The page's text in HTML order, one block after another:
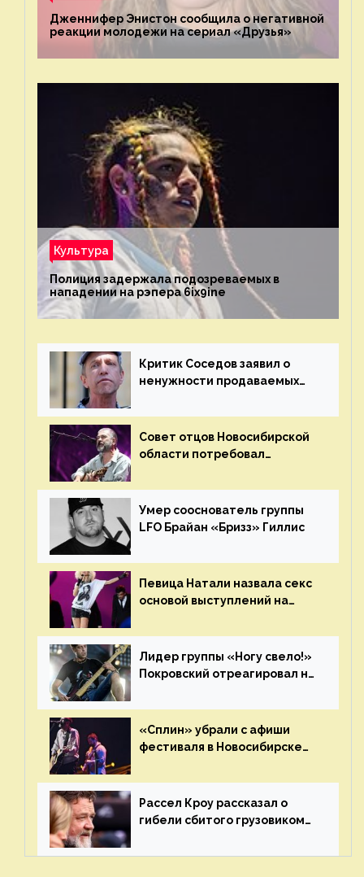
Дженнифер Энистон сообщила о негативной
реакции молодежи на сериал «Друзья»
Культура
Полиция задержала подозреваемых в
нападении на рэпера 6ix9ine
Критик Соседов заявил о
ненужности продаваемых
Совет отцов Новосибирской
области потребовал
«Сплин»
Умер сооснователь группы
LFO Брайан «Бризз» Гиллис
Певица Натали назвала секс
основой выступлений на
Лидер группы «Ногу свело!»
Покровский отреагировал на
«Сплин» убрали с афиши
фестиваля в Новосибирске
отцов»
Рассел Кроу рассказал о
гибели сбитого грузовиком